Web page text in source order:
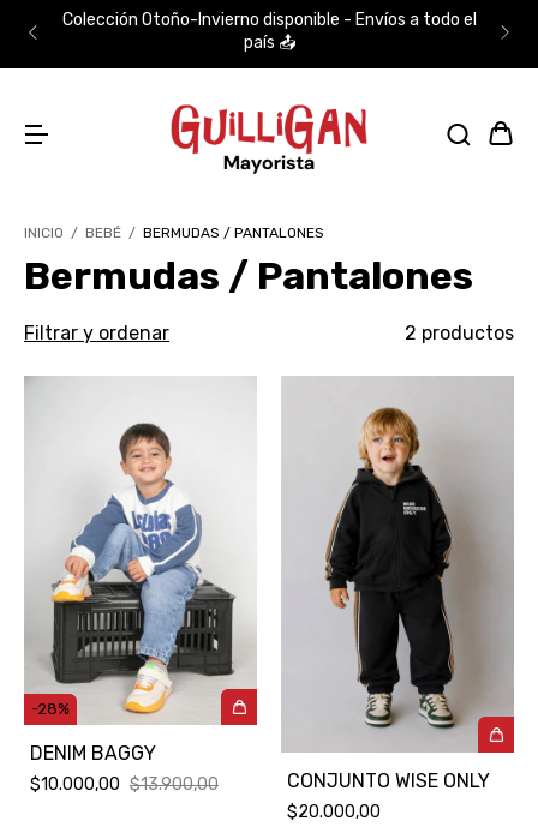
Colección Otoño-Invierno disponible - Envíos a todo el
país 📤
INICIO / BEBÉ / BERMUDAS / PANTALONES
Bermudas / Pantalones
Filtrar y ordenar 2 productos
-28%
DENIM BAGGY
$10.000,00 $13.900,00 CONJUNTO WISE ONLY
$20.000,00